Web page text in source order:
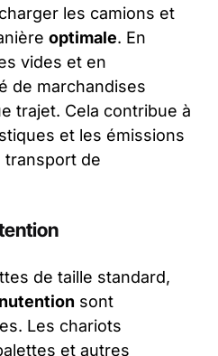
les camions et
optimale. En
vides et en
de marchandises
trajet. Cela contribue à
et les émissions
transport de
de taille standard,
sont
Les chariots
et autres